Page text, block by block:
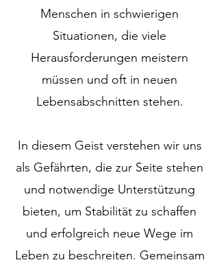
Menschen in schwierigen
Situationen, die viele
Herausforderungen meistern
müssen und oft in neuen
Lebensabschnitten stehen.
In diesem Geist verstehen wir uns
als Gefährten, die zur Seite stehen
und notwendige Unterstützung
bieten, um Stabilität zu schaffen
und erfolgreich neue Wege im
Leben zu beschreiten. Gemeinsam